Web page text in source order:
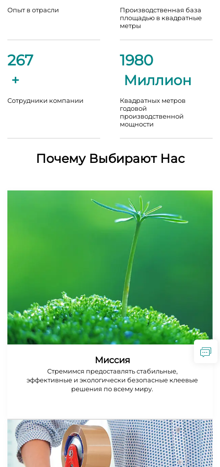
Опыт в отрасли
Производственная база
площадью в квадратные
метры
270
+
Сотрудники компании
2000
Миллион
Квадратных метров
годовой
производственной
мощности
Почему Выбирают Нас
Миссия
Стремимся предоставлять стабильные,
эффективные и экологически безопасные клеевые
решения по всему миру.